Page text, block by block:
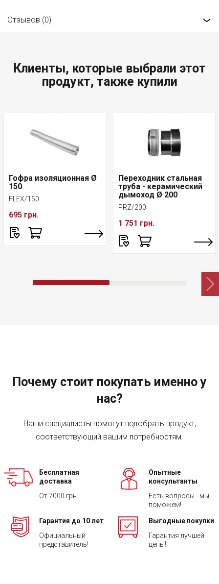
Отзывов (0)
Клиенты, которые выбрали этот
продукт, также купили
Гофра изоляционная Ø
150
FLEX/150
695 грн.
Переходник стальная
труба - керамический
дымоход Ø 200
PRZ/200
1 751 грн.
Почему стоит покупать именно у
нас?
Наши специалисты помогут подобрать продукт,
соответствующий вашим потребностям.
Бесплатная
доставка
От 7000 грн.
Опытные
консультанты
Есть вопросы - мы
поможем!
Гарантия до 10 лет
Официальный
представитель!
Выгодные покупки
Гарантия лучшей
цены!